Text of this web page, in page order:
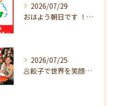
2026/07/29
おはよう朝日です ！で放送
2026/07/25
🥟餃子で世界を笑顔に🥟